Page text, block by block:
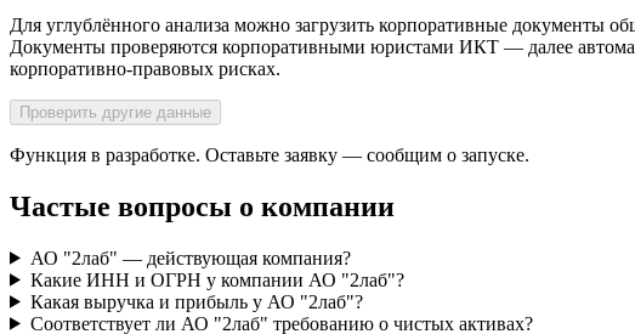
Для углублённого анализа можно загрузить корпоративные документы
Документы проверяются корпоративными юристами ИКТ — далее
корпоративно-правовых рисках.
Проверить другие данные
Функция в разработке. Оставьте заявку — сообщим о запуске.
Частые вопросы о компании
АО "2лаб" — действующая компания?
Какие ИНН и ОГРН у компании АО "2лаб"?
Какая выручка и прибыль у АО "2лаб"?
Соответствует ли АО "2лаб" требованию о чистых активах?